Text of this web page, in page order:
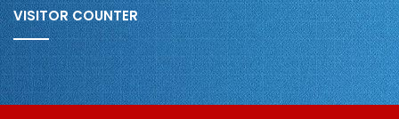
VISITOR COUNTER